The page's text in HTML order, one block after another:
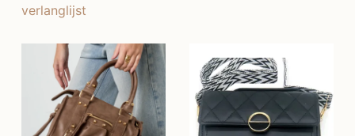
verlanglijst